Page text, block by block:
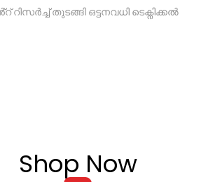
തുടങ്ങി ഒട്ടനവധി ടെക്ന‌ിക്കൽ
Shop Now